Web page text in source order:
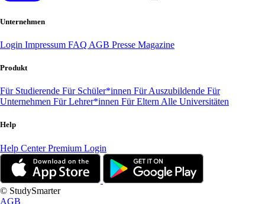
Unternehmen
Login Impressum FAQ AGB Presse Magazine
Produkt
Für Studierende Für Schüler*innen Für Auszubildende Für
Unternehmen Für Lehrer*innen Für Eltern Alle Universitäten
Help
Help CenterPremium Login
© StudySmarter
AGB